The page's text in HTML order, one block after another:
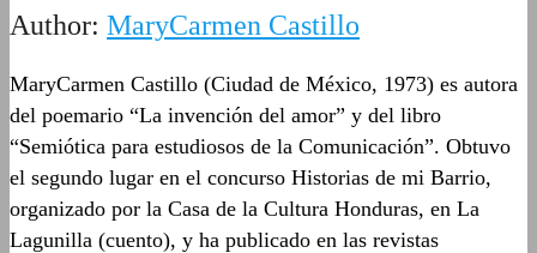
Author: MaryCarmen Castillo
MaryCarmen Castillo (Ciudad de México, 1973) es autora
del poemario “La invención del amor” y del libro
“Semiótica para estudiosos de la Comunicación”. Obtuvo
el segundo lugar en el concurso Historias de mi Barrio,
organizado por la Casa de la Cultura Honduras, en La
Lagunilla (cuento), y ha publicado en las revistas